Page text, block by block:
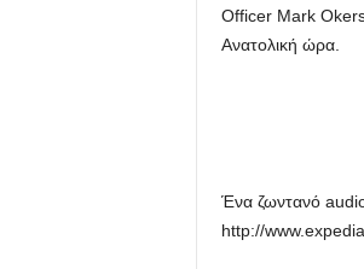
Officer Mark
Ανατολική ώρα.
Ένα ζωντανό
http://